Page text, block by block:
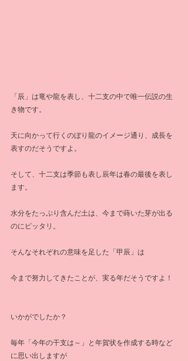
「辰」は竜や龍を表し、十二支の中で唯一伝説の生
き物です。
天に向かって行くのぼり龍のイメージ通り、成長を
表すのだそうですよ。
そして、十二支は季節も表し辰年は春の最後を表し
ます。
水分をたっぷり含んだ土は、今まで蒔いた芽が出る
のにピッタリ。
そんなそれぞれの意味を足した「甲辰」は
今まで努力してきたことが、実る年だそうですよ！
いかがでしたか？
毎年「今年の干支は～」と年賀状を作成する時など
に思い出しますが